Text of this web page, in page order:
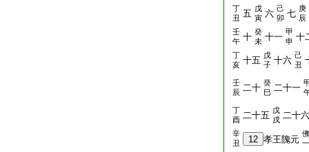
丁
丑 五 戊
寅 六 己
卯 七 庚
辰
壬
午 十 癸
未 十一 甲
申 十
丁
亥 十五 戊
子 十六 己
丑
壬
辰 二十 癸
巳 二十一
丁
酉 二十五 戊
戌 二十六
辛
丑
12 孝王隗元